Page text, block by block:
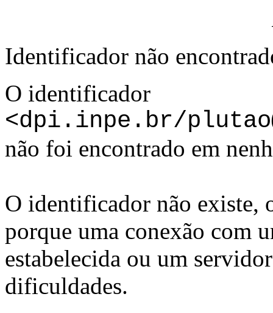
Identificador não
O identificador
<dpi.inpe.br/
não foi encontrado em
O identificador não existe,
porque uma conexão com
estabelecida ou um
dificuldades.